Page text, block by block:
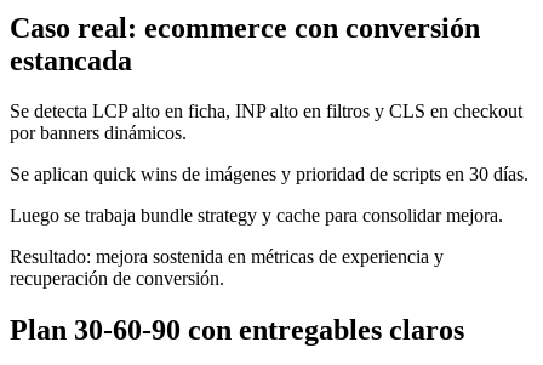
Caso real: ecommerce con conversión
estancada
Se detecta LCP alto en ficha, INP alto en filtros y CLS en checkout
por banners dinámicos.
Se aplican quick wins de imágenes y prioridad de scripts en 30 días.
Luego se trabaja bundle strategy y cache para consolidar mejora.
Resultado: mejora sostenida en métricas de experiencia y
recuperación de conversión.
Plan 30-60-90 con entregables claros